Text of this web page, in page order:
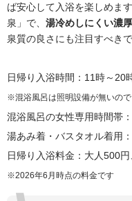
ば安心して入浴を楽しめま
泉」で、 湯冷めしにくい濃厚
泉質の良さにも注目すべきで
日帰り入浴時間：11時～20
※混浴風呂は照明設備が無いので
混浴風呂の女性専用時間帯
湯あみ着・バスタオル着用
日帰り入浴料金：大人500
※2026年6月時点の料金です